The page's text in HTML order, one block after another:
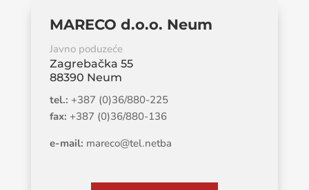
MARECO d.o.o. Neum
Javno poduzeće
Zagrebačka 55
88390 Neum
tel.: +387 (0)36/880-225
fax: +387 (0)36/880-136
e-mail: mareco@tel.netba